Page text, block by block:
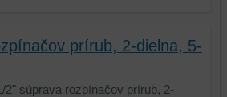
prírub, 2-dielna, 5-
2" súprava rozpínačov prírub, 2-